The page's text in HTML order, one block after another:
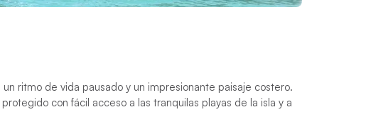
ritmo de vida pausado y un impresionante paisaje costero.
con fácil acceso a las tranquilas playas de la isla y a